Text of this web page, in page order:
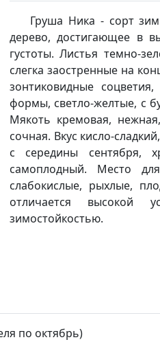
Груша Ника - сорт
дерево, достигающее в
густоты. Листья темно-
слегка заостренные на
зонтиковидные
формы, светло-желтые, с
Мякоть кремовая,
сочная. Вкус кисло-
с середины сентября,
самоплодный. Место
слабокислые, рыхлые,
отличается высокой
зимостойкостью.
по октябрь)